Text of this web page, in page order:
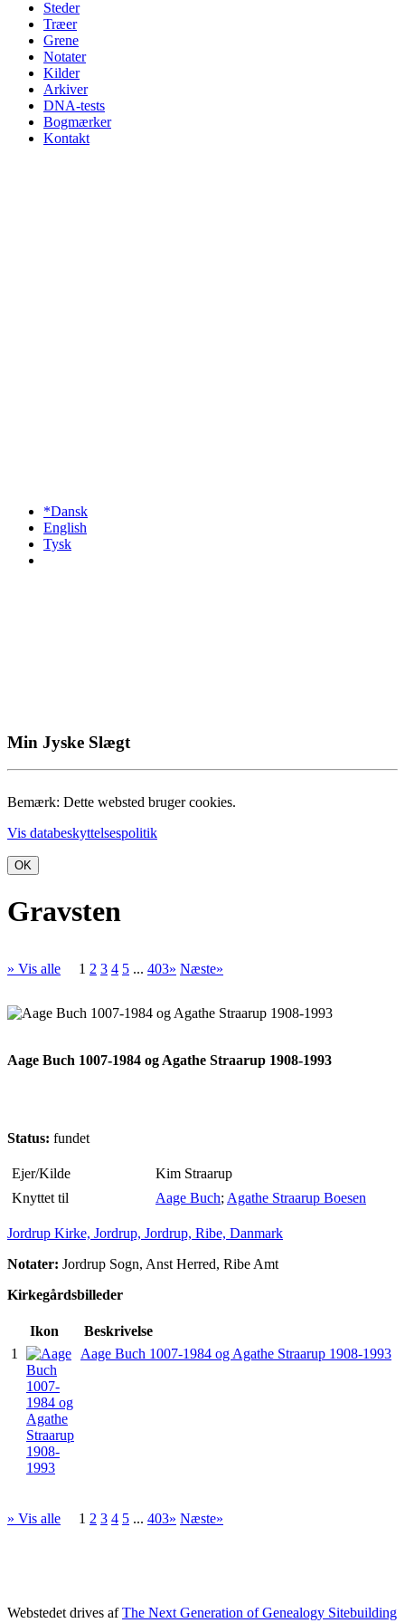
Steder
Træer
Grene
Notater
Kilder
Arkiver
DNA-tests
Bogmærker
Kontakt
*Dansk
English
Tysk
Min Jyske Slægt
Bemærk: Dette websted bruger cookies.
Vis databeskyttelsespolitik
OK
Gravsten
» Vis alle 1 2 3 4 5 ... 403» Næste»
Aage Buch 1007-1984 og Agathe Straarup 1908-1993
Status: fundet
Ejer/Kilde
Kim Straarup
Knyttet til
Aage Buch; Agathe Straarup Boesen
Jordrup Kirke, Jordrup, Jordrup, Ribe, Danmark
Notater: Jordrup Sogn, Anst Herred, Ribe Amt
Kirkegårdsbilleder
Ikon
Beskrivelse
1
Aage Buch 1007-1984 og Agathe Straarup 1908-1993
» Vis alle 1 2 3 4 5 ... 403» Næste»
Webstedet drives afThe Next Generation of Genealogy Sitebuilding